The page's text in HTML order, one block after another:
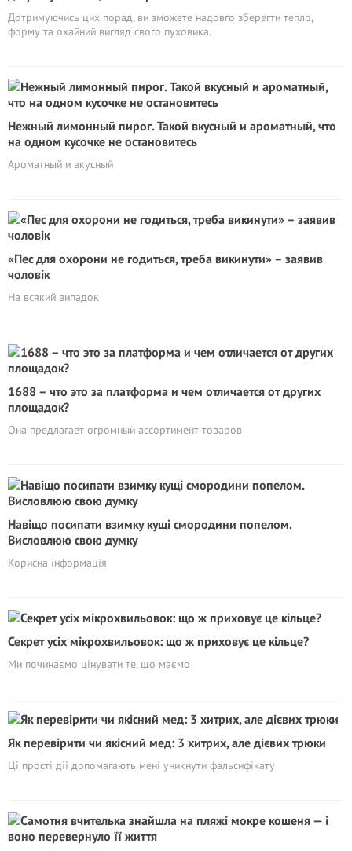
Дотримуючись цих порад, ви зможете надовго зберегти тепло,
форму та охайний вигляд свого пуховика.
Нежный лимонный пирог. Такой вкусный и ароматный, что
на одном кусочке не остановитесь
Ароматный и вкусный
«Пес для охорони не годиться, треба викинути» – заявив
чоловік
На всякий випадок
1688 – что это за платформа и чем отличается от других
площадок?
Она предлагает огромный ассортимент товаров
Навіщо посипати взимку кущі смородини попелом.
Висловлюю свою думку
Корисна інформація
Секрет усіх мікрохвильовок: що ж приховує це кільце?
Ми починаємо цінувати те, що маємо
Як перевірити чи якісний мед: 3 хитрих, але дієвих трюки
Ці прості дії допомагають мені уникнути фальсифікату